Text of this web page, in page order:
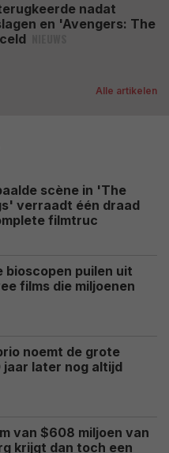
nadat
en 'Avengers: The
Alle artikelen
scène in 'The
verraadt één draad
filmtruc
bioscopen puilen uit
films die miljoenen
noemt de grote
jaar later nog altijd
van $608 miljoen van
krijgt dan toch een